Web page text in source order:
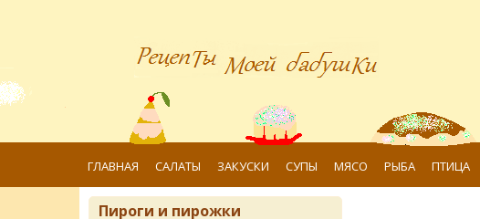
ГЛАВНАЯ САЛАТЫ ЗАКУСКИ СУПЫ МЯСО РЫБА ПТИЦА
Пироги и пирожки